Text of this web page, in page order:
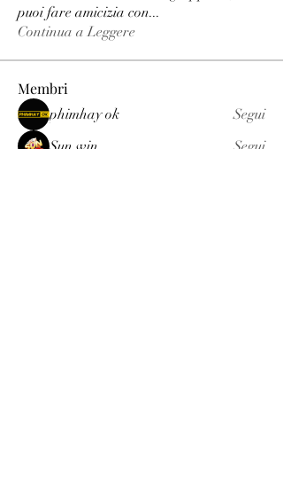
puoi fare amicizia con...
Continua a Leggere
Membri
phimhay ok
Segui
Sun win
Segui